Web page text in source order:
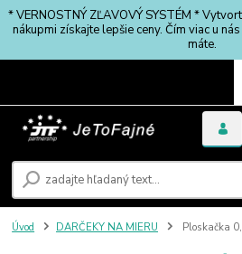
* VERNOSTNÝ ZĽAVOVÝ SYSTÉM *
nákupmi získajte lepšie ceny. Čím viac u
máte.
Úvod DARČEKY NA MIERU Ploskačka